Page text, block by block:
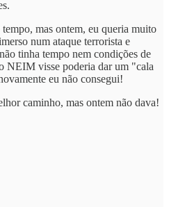
mas ontem, eu queria muito
num ataque terrorista e
tinha tempo nem condições de
NEIM visse poderia dar um "cala
eu não consegui!
caminho, mas ontem não dava!